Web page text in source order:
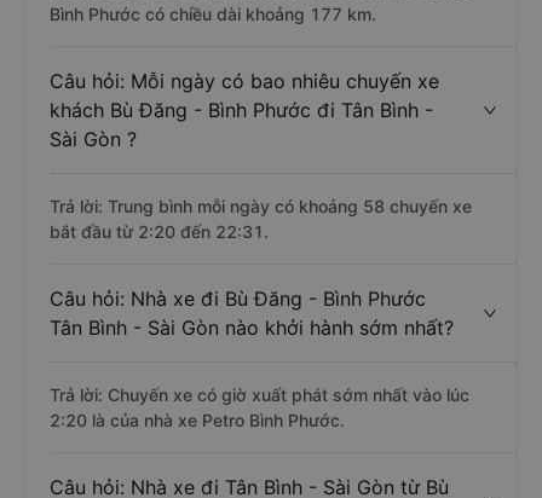
Bình Phước có chiều dài khoảng 177 km.
Câu hỏi: Mỗi ngày có bao nhiêu chuyến xe
khách Bù Đăng - Bình Phước đi Tân Bình -
Sài Gòn ?
Trả lời: Trung bình mỗi ngày có khoảng 58 chuyến xe
bắt đầu từ 2:20 đến 22:31.
Câu hỏi: Nhà xe đi Bù Đăng - Bình Phước
Tân Bình - Sài Gòn nào khởi hành sớm nhất?
Trả lời: Chuyến xe có giờ xuất phát sớm nhất vào lúc
2:20 là của nhà xe Petro Bình Phước.
Câu hỏi: Nhà xe đi Tân Bình - Sài Gòn từ Bù